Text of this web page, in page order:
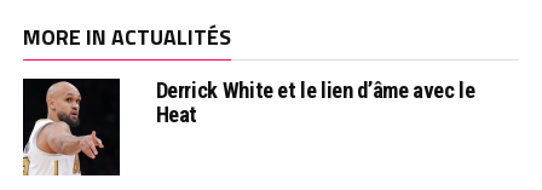
MORE IN ACTUALITÉS
Derrick White et le lien d’âme avec le
Heat